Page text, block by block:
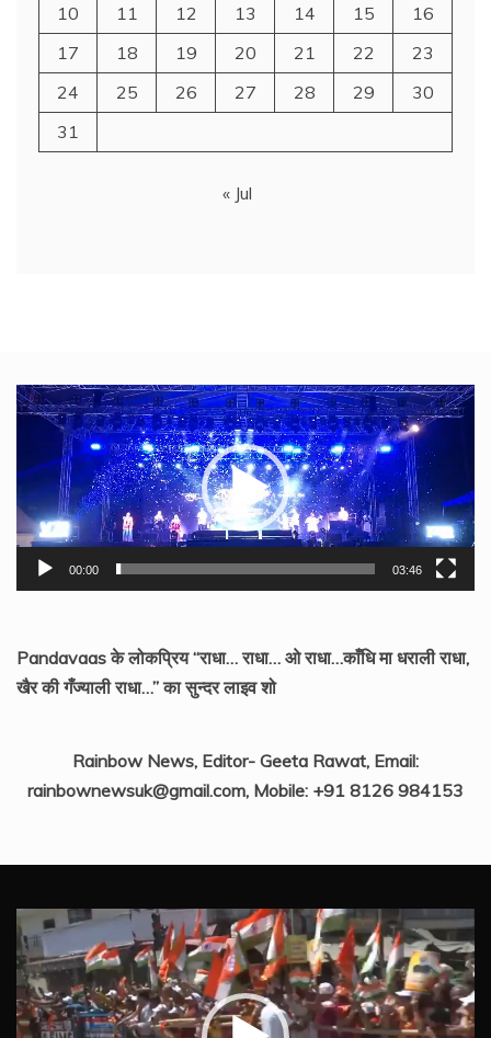
10
11 12 13 14 15
16
17
18 19 20 21 22
23
24
25 26 27 28 29
30
31
« Jul
Video
Player
00:00 03:46
Pandavaas के लोकप्रिय “राधा… राधा… ओ राधा…काँधि मा धराली राधा,
खैर की गँज्याली राधा…” का सुन्दर लाइव शो
Rainbow News, Editor- Geeta Rawat, Email:
rainbownewsuk@gmail.com, Mobile: +91 8126 984153
Video
Player